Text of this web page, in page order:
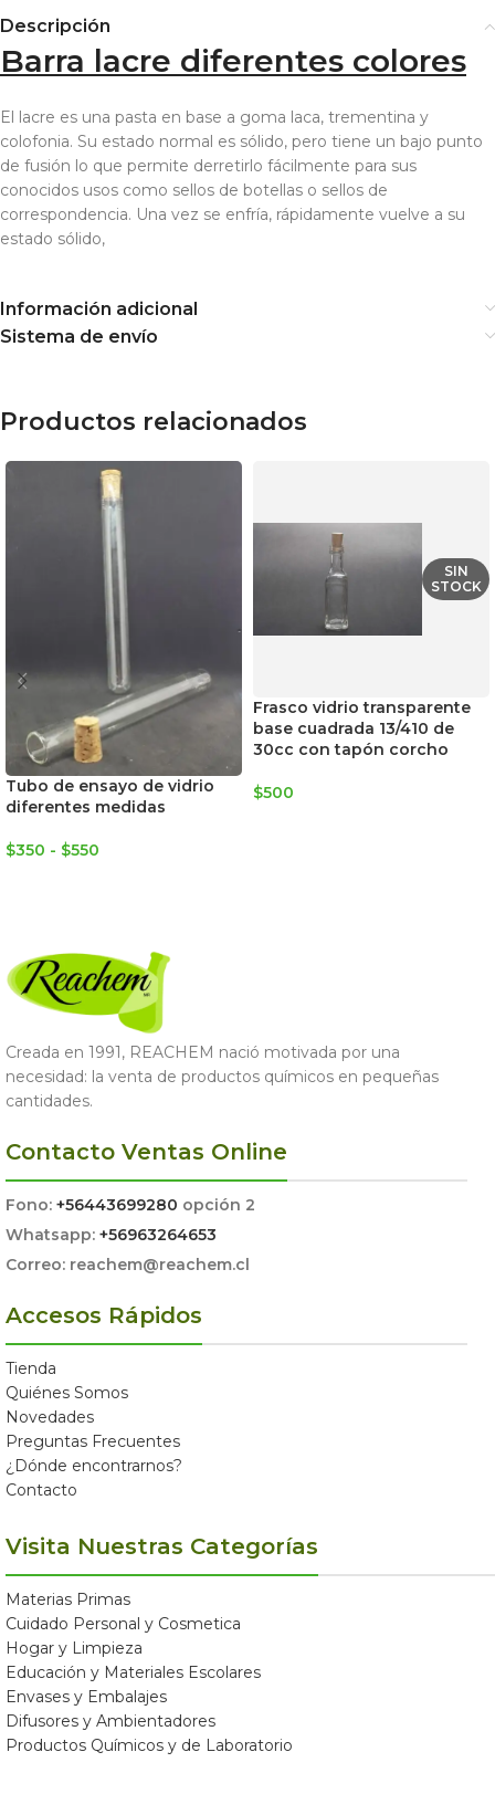
Descripción
Barra lacre diferentes colores
El lacre es una pasta en base a goma laca, trementina y
colofonia. Su estado normal es sólido, pero tiene un bajo punto
de fusión lo que permite derretirlo fácilmente para sus
conocidos usos como sellos de botellas o sellos de
correspondencia. Una vez se enfría, rápidamente vuelve a su
estado sólido,
Información adicional
Sistema de envío
Productos relacionados
Tubo de ensayo de vidrio
diferentes medidas
$350 - $550
SIN
STOCK
Frasco vidrio transparente
base cuadrada 13/410 de
30cc con tapón corcho
$500
Creada en 1991, REACHEM nació motivada por una
necesidad: la venta de productos químicos en pequeñas
cantidades.
Contacto Ventas Online
Fono: +56443699280 opción 2
Whatsapp: +56963264653
Correo: reachem@reachem.cl
Accesos Rápidos
Tienda
Quiénes Somos
Novedades
Preguntas Frecuentes
¿Dónde encontrarnos?
Contacto
Visita Nuestras Categorías
Materias Primas
Cuidado Personal y Cosmetica
Hogar y Limpieza
Educación y Materiales Escolares
Envases y Embalajes
Difusores y Ambientadores
Productos Químicos y de Laboratorio